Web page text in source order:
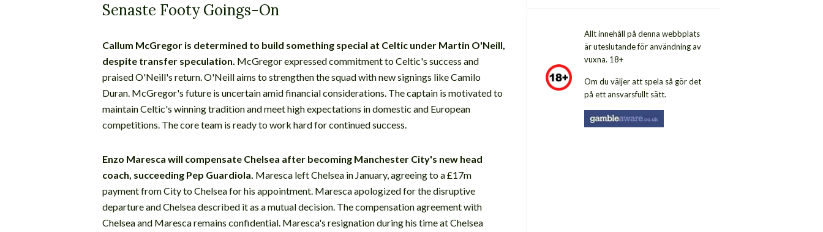
Senaste Footy Goings-On
Callum McGregor is determined to build something special at Celtic under Martin O'Neill,
despite transfer speculation. McGregor expressed commitment to Celtic's success and
praised O'Neill's return. O'Neill aims to strengthen the squad with new signings like Camilo
Duran. McGregor's future is uncertain amid financial considerations. The captain is motivated to
maintain Celtic's winning tradition and meet high expectations in domestic and European
competitions. The core team is ready to work hard for continued success.
Enzo Maresca will compensate Chelsea after becoming Manchester City's new head
coach, succeeding Pep Guardiola. Maresca left Chelsea in January, agreeing to a £17m
payment from City to Chelsea for his appointment. Maresca apologized for the disruptive
departure and Chelsea described it as a mutual decision. The compensation agreement with
Chelsea and Maresca remains confidential. Maresca's resignation during his time at Chelsea
Allt innehåll på denna webbplats
är uteslutande för användning av
vuxna. 18+
Om du väljer att spela så gör det
på ett ansvarsfullt sätt.